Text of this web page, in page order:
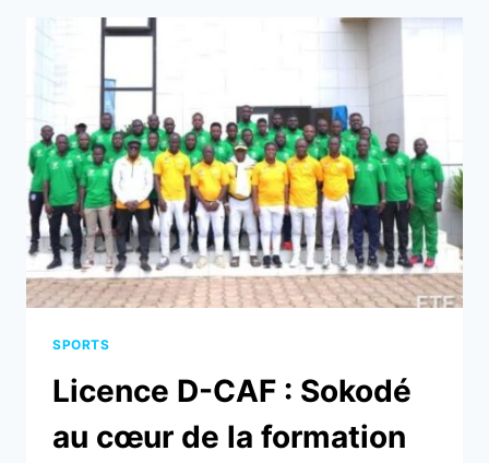
FORMATION
DES
ENCADREURS
SPORTS
Licence D-CAF : Sokodé
au cœur de la formation